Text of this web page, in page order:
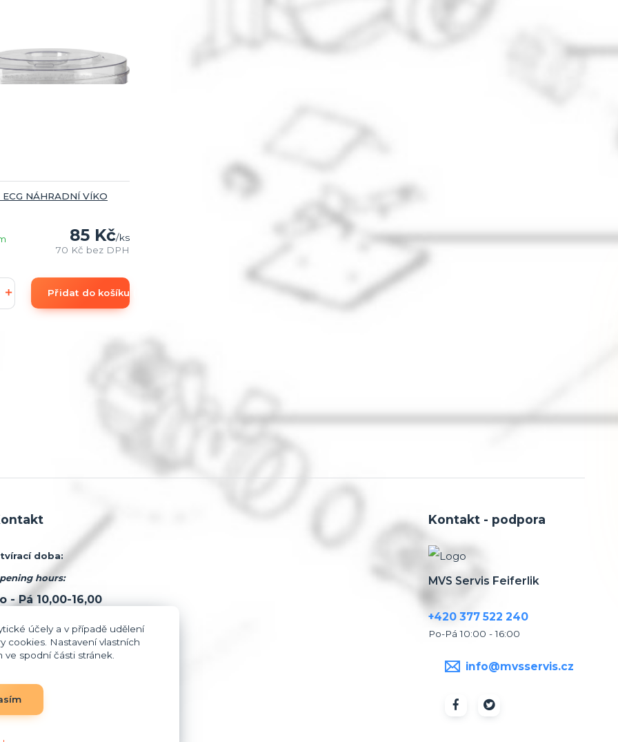
ECG NÁHRADNÍ VÍKO
85 Kč/ks
70 Kč bez DPH
Přidat do košíku (add to Basket)
doba:
hours:
- Pá 10,00-16,00
Kontakt - podpora
MVS Servis Feiferlik
+420 377 522 240
Po-Pá 10:00 - 16:00
info@mvsservis.cz
účely a v případě udělení
cookies. Nastavení vlastních
spodní části stránek.